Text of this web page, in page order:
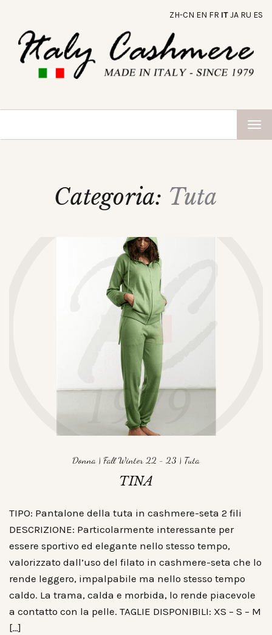
Categoria: Tuta
Donna | Fall Winter 22 - 23 | Tuta
TINA
TIPO: Pantalone della tuta in cashmere-seta 2 fili
DESCRIZIONE: Particolarmente interessante per
essere sportivo ed elegante nello stesso tempo,
valorizzato dall’uso del filato in cashmere-seta che lo
rende leggero, impalpabile ma nello stesso tempo
caldo. La trama, calda e morbida, lo rende piacevole
a contatto con la pelle. TAGLIE DISPONIBILI: XS – S – M
[…]
ZH-CN EN FR ITJA RU ES